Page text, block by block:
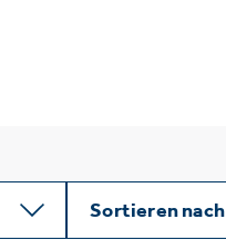
Sortieren nach